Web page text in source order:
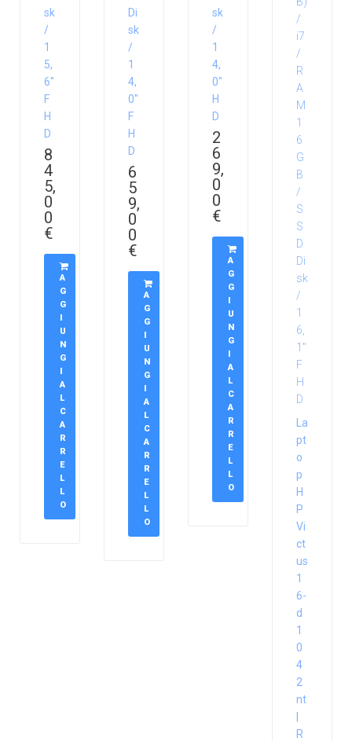
sk
/
1
5,
6″
F
H
D
8
4
5,
0
0
€
A
G
G
I
U
N
G
I
A
L
C
A
R
R
E
L
L
O
Di
sk
/
1
4,
0″
F
H
D
6
5
9,
0
0
€
A
G
G
I
U
N
G
I
A
L
C
A
R
R
E
L
L
O
sk
/
1
4,
0″
H
D
2
6
9,
0
0
€
A
G
G
I
U
N
G
I
A
L
C
A
R
R
E
L
L
O
La
pt
o
p
H
P
Vi
ct
us
1
6-
d
1
0
4
2
nt
R